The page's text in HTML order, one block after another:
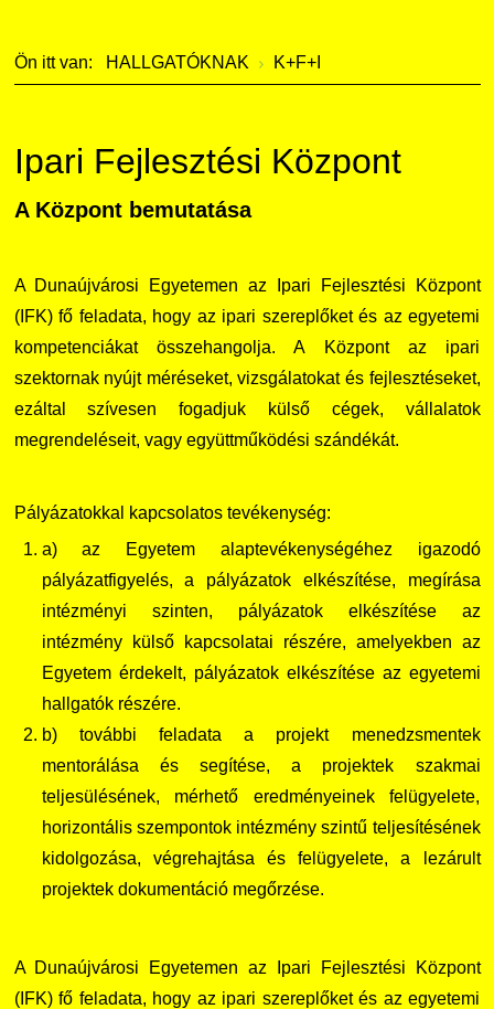
Felnőttképzés
Átjelentkezőknek
TDK/Tehetségnap
Online Studium
Képzési Életpályamodell
Érdekvédelmi testületek
Díjak, elismerések
Intézményi és Tanulmányi Tájékoztató
Ön itt van: HALLGATÓKNAK K+F+I
Ipari Fejlesztési Központ
A Központ bemutatása
A Dunaújvárosi Egyetemen az Ipari Fejlesztési Központ
(IFK) fő feladata, hogy az ipari szereplőket és az egyetemi
kompetenciákat összehangolja. A Központ az ipari
szektornak nyújt méréseket, vizsgálatokat és fejlesztéseket,
ezáltal szívesen fogadjuk külső cégek, vállalatok
megrendeléseit, vagy együttműködési szándékát.
Pályázatokkal kapcsolatos tevékenység:
a) az Egyetem alaptevékenységéhez igazodó
pályázatfigyelés, a pályázatok elkészítése, megírása
intézményi szinten, pályázatok elkészítése az
intézmény külső kapcsolatai részére, amelyekben az
Egyetem érdekelt, pályázatok elkészítése az egyetemi
hallgatók részére.
b) további feladata a projekt menedzsmentek
mentorálása és segítése, a projektek szakmai
teljesülésének, mérhető eredményeinek felügyelete,
horizontális szempontok intézmény szintű teljesítésének
kidolgozása, végrehajtása és felügyelete, a lezárult
projektek dokumentáció megőrzése.
A Dunaújvárosi Egyetemen az Ipari Fejlesztési Központ
(IFK) fő feladata, hogy az ipari szereplőket és az egyetemi